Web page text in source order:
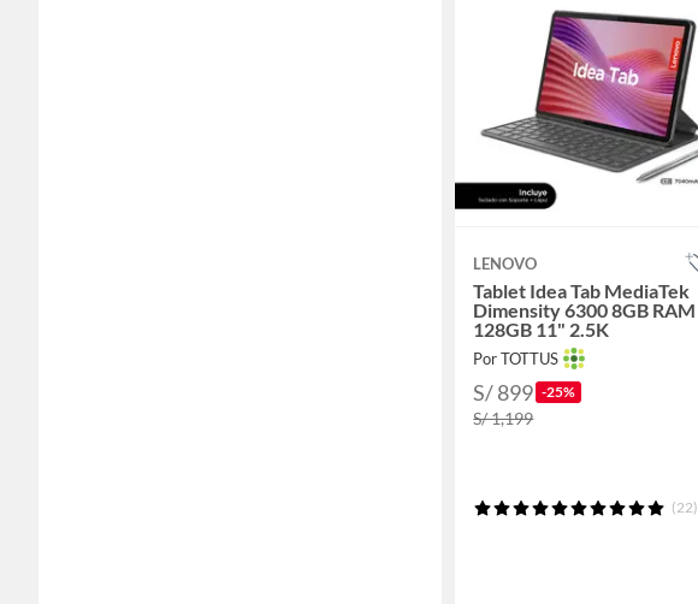
LENOVO
Tablet Idea Tab MediaTek
Dimensity 6300 8GB RAM
128GB 11" 2.5K
Por TOTTUS
S/ 899 -25%
S/ 1,199
(22)